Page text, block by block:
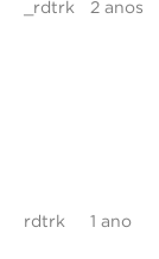
_rdtrk 2 anos
rdtrk 1 ano